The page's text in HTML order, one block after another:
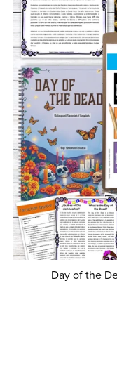
Day of the